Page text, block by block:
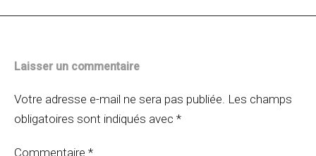
Laisser un commentaire
Votre adresse e-mail ne sera pas publiée. Les champs
obligatoires sont indiqués avec *
Commentaire *